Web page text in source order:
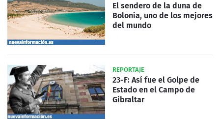
El sendero de la duna de
Bolonia, uno de los mejores
del mundo
REPORTAJE
23-F: Así fue el Golpe de
Estado en el Campo de
Gibraltar